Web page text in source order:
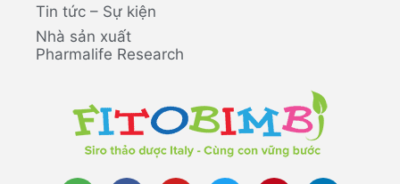
Tin tức – Sự kiện
Nhà sản xuất
Pharmalife Research